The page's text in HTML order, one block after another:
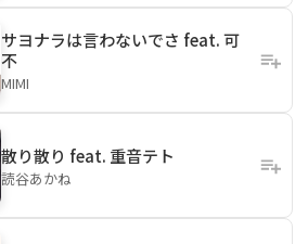
サヨナラは言わないでさ feat. 可
不
MIMI
散り散り feat. 重音テト
読谷あかね